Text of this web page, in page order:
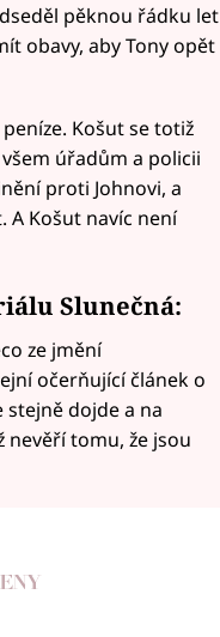
pěknou řádku let
obavy, aby Tony opět
Košut se totiž
úřadům a policii
proti Johnovi, a
A Košut navíc není
Slunečná:
ze jmění
očerňující článek o
stejně dojde a na
nevěří tomu, že jsou